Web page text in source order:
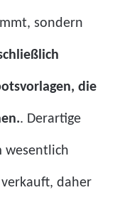
sondern
die
. Derartige
wesentlich
daher